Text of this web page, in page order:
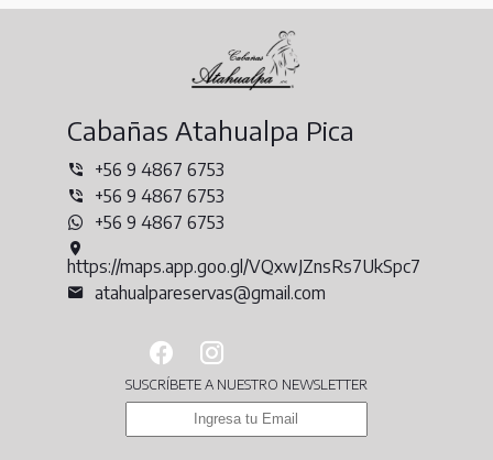
Cabañas Atahualpa Pica
+56 9 4867 6753
+56 9 4867 6753
+56 9 4867 6753
https://maps.app.goo.gl/VQxwJZnsRs7UkSpc7
atahualpareservas@gmail.com
SUSCRÍBETE A NUESTRO NEWSLETTER